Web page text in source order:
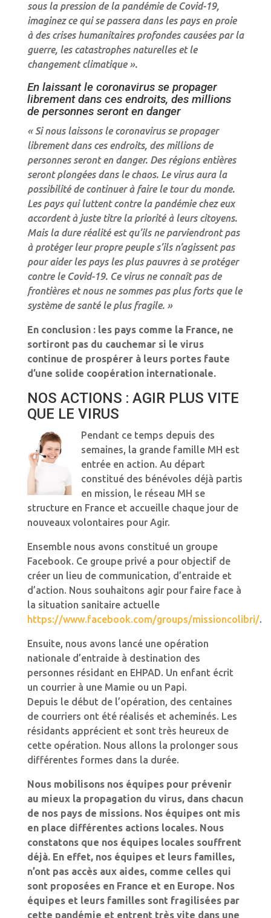
sous la pression de la pandémie de Covid-19,
imaginez ce qui se passera dans les pays en proie
à des crises humanitaires profondes causées par la
guerre, les catastrophes naturelles et le
changement climatique ».
En laissant le coronavirus se propager
librement dans ces endroits, des millions
de personnes seront en danger
« Si nous laissons le coronavirus se propager
librement dans ces endroits, des millions de
personnes seront en danger. Des régions entières
seront plongées dans le chaos. Le virus aura la
possibilité de continuer à faire le tour du monde.
Les pays qui luttent contre la pandémie chez eux
accordent à juste titre la priorité à leurs citoyens.
Mais la dure réalité est qu’ils ne parviendront pas
à protéger leur propre peuple s’ils n’agissent pas
pour aider les pays les plus pauvres à se protéger
contre le Covid-19. Ce virus ne connaît pas de
frontières et nous ne sommes pas plus forts que le
système de santé le plus fragile. »
En conclusion : les pays comme la France, ne
sortiront pas du cauchemar si le virus
continue de prospérer à leurs portes faute
d’une solide coopération internationale.
NOS ACTIONS : AGIR PLUS VITE
QUE LE VIRUS
Pendant ce temps depuis des
semaines, la grande famille MH est
entrée en action. Au départ
constitué des bénévoles déjà partis
en mission, le réseau MH se
structure en France et accueille chaque jour de
nouveaux volontaires pour Agir.
Ensemble nous avons constitué un groupe
Facebook. Ce groupe privé a pour objectif de
créer un lieu de communication, d’entraide et
d’action. Nous souhaitons agir pour faire face à
la situation sanitaire actuelle
https://www.facebook.com/groups/missioncolibri/.
Ensuite, nous avons lancé une opération
nationale d’entraide à destination des
personnes résidant en EHPAD. Un enfant écrit
un courrier à une Mamie ou un Papi.
Depuis le début de l’opération, des centaines
de courriers ont été réalisés et acheminés. Les
résidants apprécient et sont très heureux de
cette opération. Nous allons la prolonger sous
différentes formes dans la durée.
Nous mobilisons nos équipes pour prévenir
au mieux la propagation du virus, dans chacun
de nos pays de missions. Nos équipes ont mis
en place différentes actions locales. Nous
constatons que nos équipes locales souffrent
déjà. En effet, nos équipes et leurs familles,
n’ont pas accès aux aides, comme celles qui
sont proposées en France et en Europe. Nos
équipes et leurs familles sont fragilisées par
cette pandémie et entrent très vite dans une